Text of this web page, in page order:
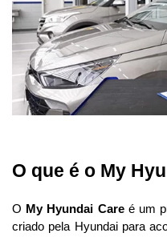
O que é o My
O My Hyundai Care é um
criado pela Hyundai para